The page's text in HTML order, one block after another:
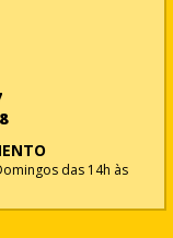
das 14h às